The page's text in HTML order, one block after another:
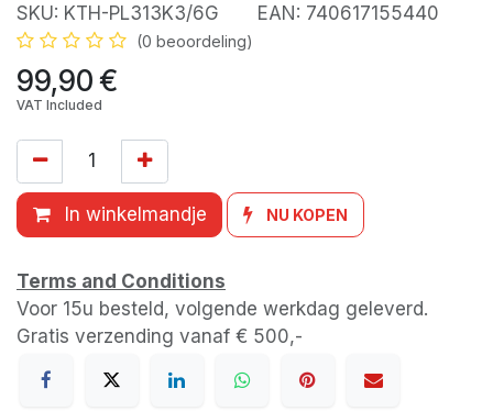
SKU: KTH-PL313K3/6G EAN: 740617155440
(0 beoordeling)
99,90€
VAT Included
In winkelmandje NU KOPEN
Terms and Conditions
Voor 15u besteld, volgende werkdag geleverd.
Gratis verzending vanaf € 500,-